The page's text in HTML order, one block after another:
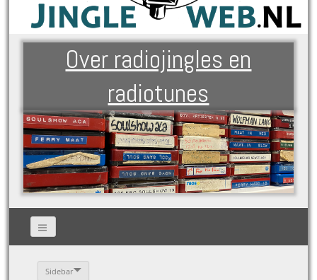
Over radiojingles en
radiotunes
Sidebar